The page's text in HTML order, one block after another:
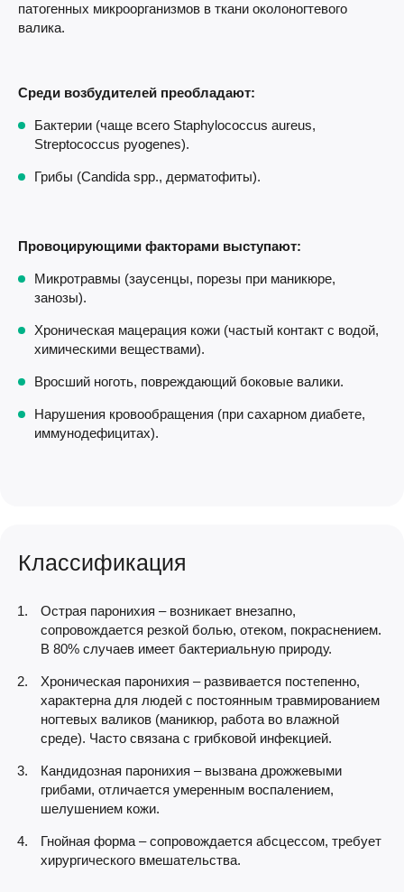
патогенных микроорганизмов в ткани околоногтевого
валика.
Среди возбудителей преобладают:
Бактерии (чаще всего Staphylococcus aureus,
Streptococcus pyogenes).
Грибы (Candida spp., дерматофиты).
Провоцирующими факторами выступают:
Микротравмы (заусенцы, порезы при маникюре,
занозы).
Хроническая мацерация кожи (частый контакт с водой,
химическими веществами).
Вросший ноготь, повреждающий боковые валики.
Нарушения кровообращения (при сахарном диабете,
иммунодефицитах).
Классификация
Острая паронихия – возникает внезапно,
сопровождается резкой болью, отеком, покраснением.
В 80% случаев имеет бактериальную природу.
Хроническая паронихия – развивается постепенно,
характерна для людей с постоянным травмированием
ногтевых валиков (маникюр, работа во влажной
среде). Часто связана с грибковой инфекцией.
Кандидозная паронихия – вызвана дрожжевыми
грибами, отличается умеренным воспалением,
шелушением кожи.
Гнойная форма – сопровождается абсцессом, требует
хирургического вмешательства.